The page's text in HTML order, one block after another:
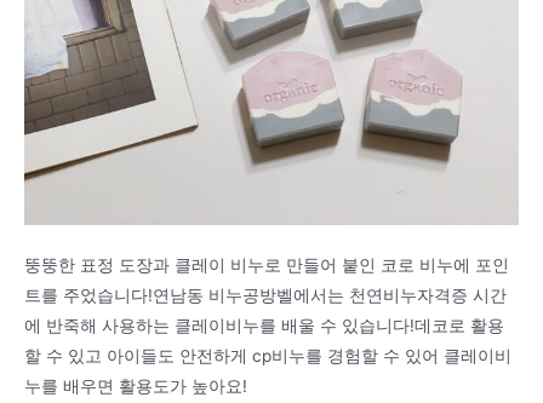
뚱뚱한 표정 도장과 클레이 비누로 만들어 붙인 코로 비누에 포인
트를 주었습니다!연남동 비누공방벨에서는 천연비누자격증 시간
에 반죽해 사용하는 클레이비누를 배울 수 있습니다!데코로 활용
할 수 있고 아이들도 안전하게 cp비누를 경험할 수 있어 클레이비
누를 배우면 활용도가 높아요!